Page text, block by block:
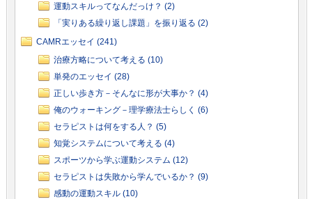
運動スキルってなんだっけ？ (2)
「実りある繰り返し課題」を振り返る (2)
CAMRエッセイ (241)
治療方略について考える (10)
単発のエッセイ (28)
正しい歩き方－そんなに形が大事か？ (4)
俺のウォーキング－理学療法士らしく (6)
セラピストは何をする人？ (5)
知覚システムについて考える (4)
スポーツから学ぶ運動システム (12)
セラピストは失敗から学んでいるか？ (9)
感動の運動スキル (10)